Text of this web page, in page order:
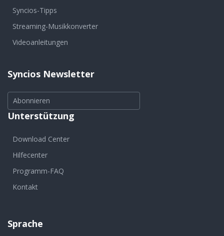
Syncios-Tipps
Streaming-Musikkonverter
Videoanleitungen
Syncios Newsletter
Abonnieren
Unterstützung
Download Center
Hilfecenter
Programm-FAQ
Kontakt
Sprache